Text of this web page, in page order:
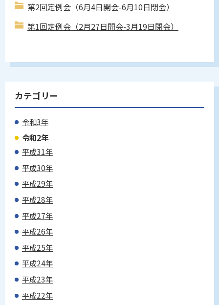
第2回定例会（6月4日開会-6月10日閉会）
第1回定例会（2月27日開会-3月19日閉会）
カテゴリー
令和3年
令和2年
平成31年
平成30年
平成29年
平成28年
平成27年
平成26年
平成25年
平成24年
平成23年
平成22年